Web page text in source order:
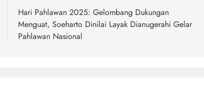
Hari Pahlawan 2025: Gelombang Dukungan
Menguat, Soeharto Dinilai Layak Dianugerahi Gelar
Pahlawan Nasional